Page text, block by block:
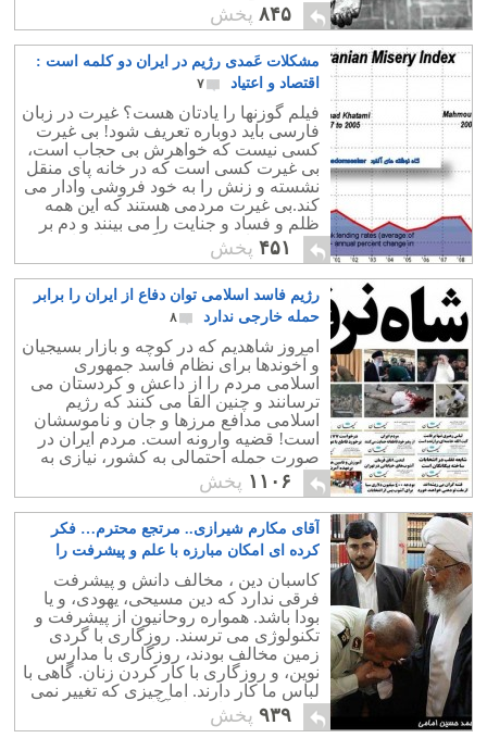
۸۴۵ پخش
مشکلات عَمدی رژیم در ایران دو کلمه است :
اقتصاد و اعتیاد
۷
فیلم گوزنها را یادتان هست؟ غیرت در زبان
فارسی باید دوباره تعریف شود! بی غیرت
کسی نیست که خواهرش بی حجاب است،
بی غیرت کسی است که در خانه پای منقل
نشسته و زنش را به خود فروشی وادار می
کند.بی غیرت مردمی هستند که این همه
ظلم و فساد و جنایت را می بینند و دم بر
نمی زنند.باشد که بر سنگ قبرمان تاریخ
نزنند.
۴۵۱ پخش
رژیم فاسد اسلامی توان دفاع از ایران را برابر
حمله خارجی ندارد
۸
امروز شاهدیم که در کوچه و بازار بسیجیان
و آخوندها برای نظام فاسد جمهوری
اسلامی مردم را از داعش و کردستان می
ترسانند و چنین القا می کنند که رژیم
اسلامی مدافع مرزها و جان و ناموسشان
است! قضیه وارونه است. مردم ایران در
صورت حمله احتمالی به کشور، نیازی به
ملایان فاسد و بسیجیان خودفروخته ندارند
۱۱۰۶ پخش
آقای مکارم شیرازی.. مرتجع محترم… فکر
کرده ای امکان مبارزه با علم و پیشرفت را
داری؟
کاسبان دین ، مخالف دانش و پیشرفت
فرقی ندارد که دین مسیحی، یهودی، و یا
بودا باشد. همواره روحانیون از پیشرفت و
تکنولوژی می ترسند. روزگاری با گردی
زمین مخالف بودند، روزگاری با مدارس
نوین، و روزگاری با کار کردن زنان. گاهی با
لباس ما کار دارند. اما چیزی که تغییر نمی
کند ترس روحانیت از آگاهی قشر عوام
است
۹۳۹ پخش